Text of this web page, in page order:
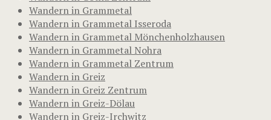
Wandern in Grammetal
Wandern in Grammetal Isseroda
Wandern in Grammetal Mönchenholzhausen
Wandern in Grammetal Nohra
Wandern in Grammetal Zentrum
Wandern in Greiz
Wandern in Greiz Zentrum
Wandern in Greiz-Dölau
Wandern in Greiz-Irchwitz